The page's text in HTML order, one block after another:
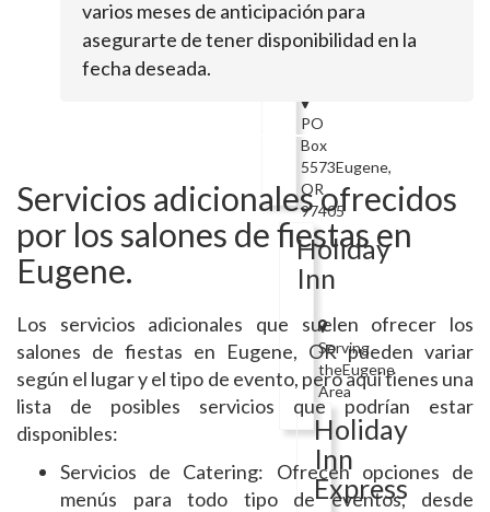
VineCuisine
Catering
PO
Box
5573Eugene,
OR
97405
Holiday
Inn
Serving
theEugene
Area
Holiday
Inn
Express
varios meses de anticipación para
asegurarte de tener disponibilidad en la
fecha deseada.
Servicios adicionales ofrecidos
por los salones de fiestas en
Eugene.
Los servicios adicionales que suelen ofrecer los
salones de fiestas en Eugene, OR pueden variar
según el lugar y el tipo de evento, pero aquí tienes una
lista de posibles servicios que podrían estar
disponibles:
Servicios de Catering: Ofrecen opciones de
menús para todo tipo de eventos, desde